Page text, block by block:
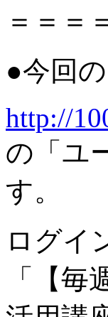
＝＝＝
●今回
http://
の「ユ
す。
ログイ
「【